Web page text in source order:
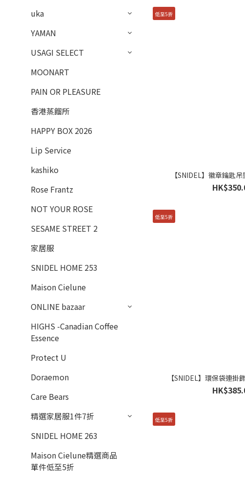
uka
YAMAN
USAGI SELECT
MOONART
PAIN OR PLEASURE
香港蒸餾所
HAPPY BOX 2026
Lip Service
kashiko
Rose Frantz
NOT YOUR ROSE
SESAME STREET 2
家居服
SNIDEL HOME 253
Maison Cielune
ONLINE bazaar
HIGHS -Canadian Coffee
Essence
Protect U
Doraemon
Care Bears
精選家居服1件7折
SNIDEL HOME 263
Maison Cielune精選商品
單件低至5折
低至5折
【SNIDEL】徽章鑰匙
低至5折
【SNIDEL】環保袋連掛
低至5折